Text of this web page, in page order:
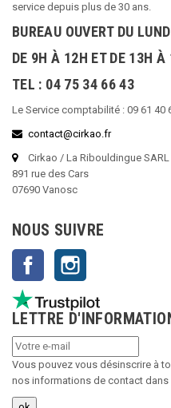
service depuis plus de 30 ans.
BUREAU OUVERT DU
DE 9H À 12H ET DE 13H À
TEL : 04 75 34 66 43
Le Service comptabilité : 09 61 40
contact@cirkao.fr
Cirkao / La Ribouldingue SARL
891 rue des Cars
07690 Vanosc
NOUS SUIVRE
Facebook
LETTRE
Vous pouvez vous désinscrire à
nos informations de contact